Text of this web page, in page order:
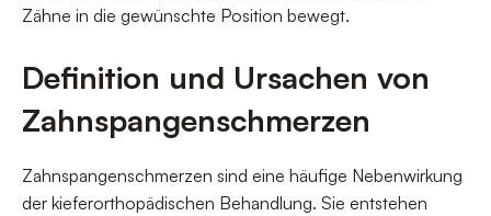
Zähne in die gewünschte Position bewegt.
Definition und Ursachen von
Zahnspangenschmerzen
Zahnspangenschmerzen sind eine häufige Nebenwirkung
der kieferorthopädischen Behandlung. Sie entstehen